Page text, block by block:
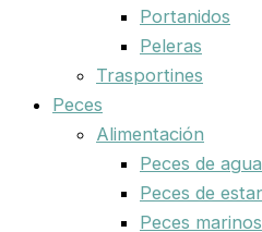
Portanidos
Peleras
Trasportines
Peces
Alimentación
Peces de
Peces de
Peces marinos